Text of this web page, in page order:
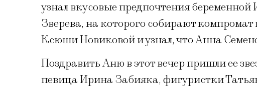
узнал вкусовые предпочтения
Зверева, на которого собирают
Ксюши Новиковой и узнал, что Анна
Поздравить Аню в этот вечер пришли ее
певица Ирина Забияка, фигуристки